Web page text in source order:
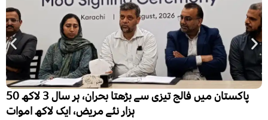
پاکستان میں فالج تیزی سے بڑھتا بحران، ہر سال 3 لاکھ 50
ہزار نئے مریض، ایک لاکھ اموات